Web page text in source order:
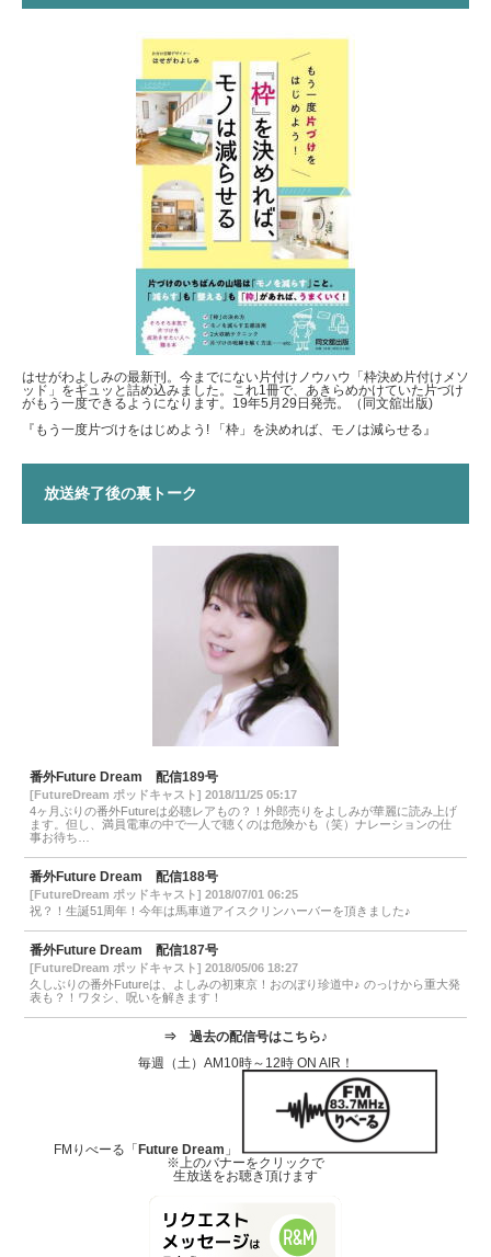
はせがわよしみの最新刊。今までにない片付けノウハウ「枠決め片付けメソ
ッド」をギュッと詰め込みました。これ1冊で、あきらめかけていた片づけ
がもう一度できるようになります。19年5月29日発売。（同文舘出版)
『もう一度片づけをはじめよう! 「枠」を決めれば、モノは減らせる』
放送終了後の裏トーク
番外Future Dream 配信189号
[FutureDream ポッドキャスト] 2018/11/25 05:17
4ヶ月ぶりの番外Futureは必聴レアもの？！外郎売りをよしみが華麗に読み上げ
ます。但し、満員電車の中で一人で聴くのは危険かも（笑）ナレーションの仕
事お待ち…
番外Future Dream 配信188号
[FutureDream ポッドキャスト] 2018/07/01 06:25
祝？！生誕51周年！今年は馬車道アイスクリンハーバーを頂きました♪
番外Future Dream 配信187号
[FutureDream ポッドキャスト] 2018/05/06 18:27
久しぶりの番外Futureは、よしみの初東京！おのぼり珍道中♪ のっけから重大発
表も？！ワタシ、呪いを解きます！
⇒ 過去の配信号はこちら♪
毎週（土）AM10時～12時 ON AIR！
FMりべーる「 Future Dream 」
※上のバナーをクリックで
生放送をお聴き頂けます